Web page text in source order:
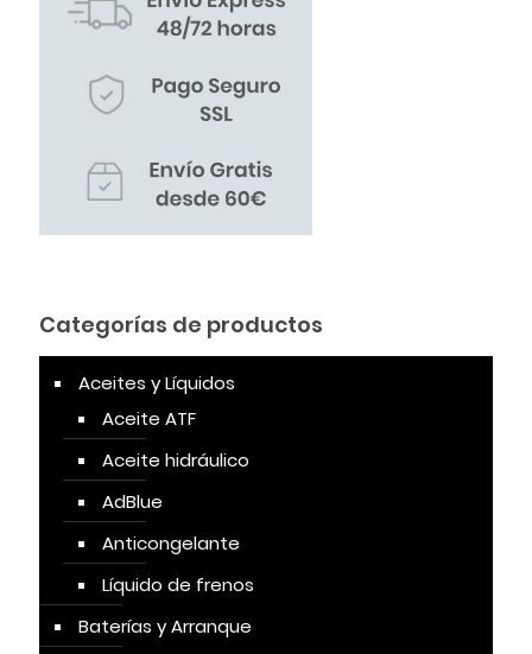
Categorías de productos
Aceites y Líquidos
Aceite ATF
Aceite hidráulico
AdBlue
Anticongelante
Líquido de frenos
Baterías y Arranque